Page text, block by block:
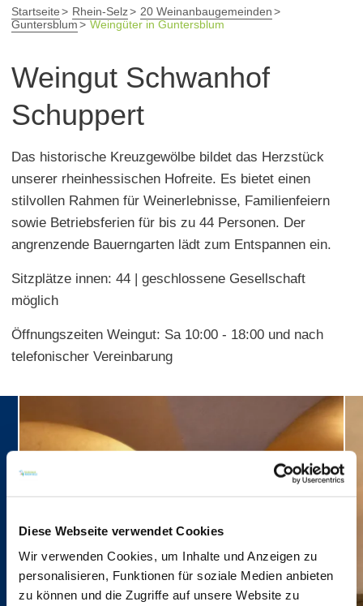
Diese Webseite verwendet Cookies
Wir verwenden Cookies, um Inhalte und Anzeigen zu
personalisieren, Funktionen für soziale Medien anbieten
zu können und die Zugriffe auf unsere Website zu
Startseite Rhein-Selz
20 Weinanbaugemeinden
Guntersblum
Weingüter in Guntersblum
Weingut Schwanhof
Schuppert
Das historische Kreuzgewölbe bildet das Herzstück
unserer rheinhessischen Hofreite. Es bietet einen
stilvollen Rahmen für Weinerlebnisse, Familienfeiern
sowie Betriebsferien für bis zu 44 Personen. Der
angrenzende Bauerngarten lädt zum Entspannen ein.
Sitzplätze innen: 44 | geschlossene Gesellschaft
möglich
Öffnungszeiten Weingut: Sa 10:00 - 18:00 und nach
telefonischer Vereinbarung